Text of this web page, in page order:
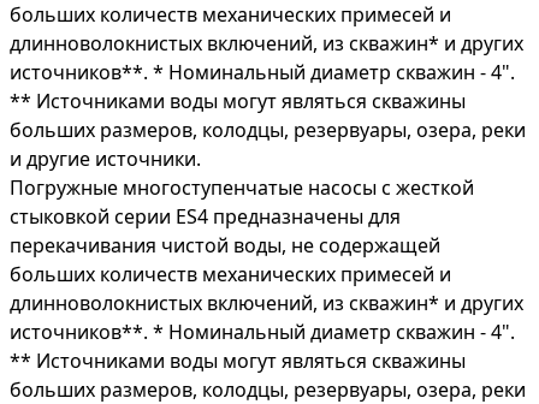
больших количеств механических примесей и
длинноволокнистых включений, из скважин* и других
источников**. * Номинальный диаметр скважин - 4".
** Источниками воды могут являться скважины
больших размеров, колодцы, резервуары, озера, реки
и другие источники.
Погружные многоступенчатые насосы с жесткой
стыковкой серии ES4 предназначены для
перекачивания чистой воды, не содержащей
больших количеств механических примесей и
длинноволокнистых включений, из скважин* и других
источников**. * Номинальный диаметр скважин - 4".
** Источниками воды могут являться скважины
больших размеров, колодцы, резервуары, озера, реки